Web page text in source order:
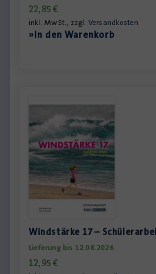
22,85€
inkl. MwSt., zzgl. Versandkosten
»In den Warenkorb
Windstärke 17 –
Lieferung bis 12.08.2026
12,95€